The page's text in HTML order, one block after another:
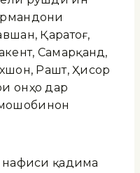
Қаратоғ,
Самарқанд,
Рашт, Ҳисор
онҳо дар
нафиси қадима